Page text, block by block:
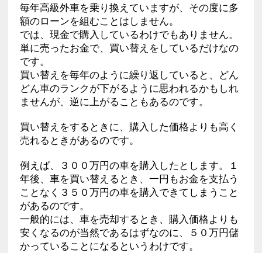
毎年高級外車を乗り換えていますが、その度に多
額のローンを組むことはしません。
では、現金で購入しているわけでもありません。
単に売ったお金で、買い替えをしているだけなの
です。
買い替えを毎年のように繰り返していると、どん
どん車のランクが下がるように思われるかもしれ
ませんが、逆に上がることもあるのです。
買い替えをするときに、購入した価格よりも高く
売れるときがあるのです。
例えば、３００万円の車を購入したとします。１
年後、車を買い替えるとき、一円もお金を支払う
ことなく３５０万円の車を購入できてしまうこと
があるのです。
一般的には、車を売却するとき、購入価格よりも
安くなるのが当然であるはずなのに、５０万円儲
かっていることになるというわけです。